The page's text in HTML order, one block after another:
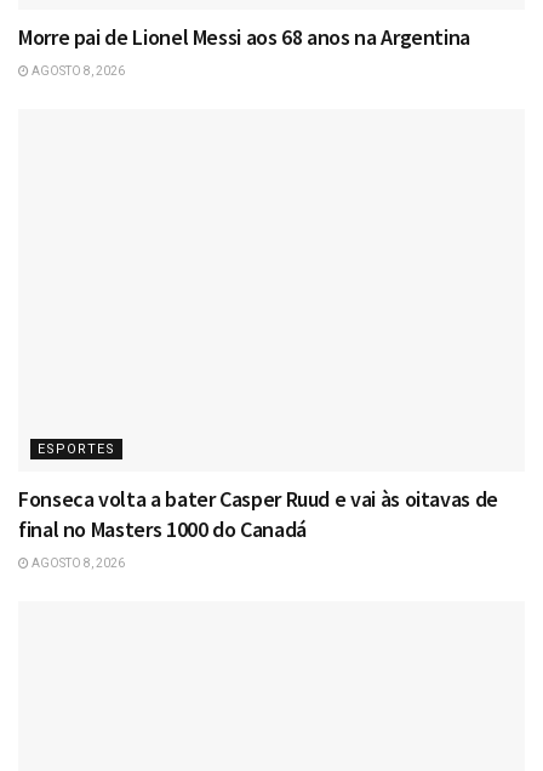
Morre pai de Lionel Messi aos 68 anos na Argentina
AGOSTO 8, 2026
ESPORTES
Fonseca volta a bater Casper Ruud e vai às oitavas de
final no Masters 1000 do Canadá
AGOSTO 8, 2026